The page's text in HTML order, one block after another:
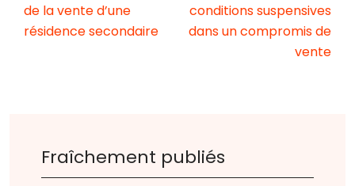
de la vente d’une
résidence secondaire
conditions suspensives
dans un compromis de
vente
Fraîchement publiés